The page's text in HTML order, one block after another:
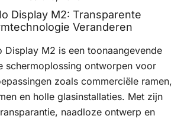
Display M2: Transparente
Veranderen
Display M2 is een toonaangevende
schermoplossing ontworpen voor
zoals commerciële ramen,
en holle glasinstallaties. Met zijn
naadloze ontwerp en